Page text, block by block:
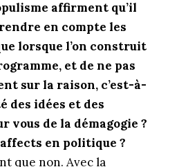
affirment qu’il
en compte les
lorsque l’on construit
et de ne pas
sur la raison, c’est-à-
des idées et des
vous de la démagogie ?
en politique ?
que non. Avec la